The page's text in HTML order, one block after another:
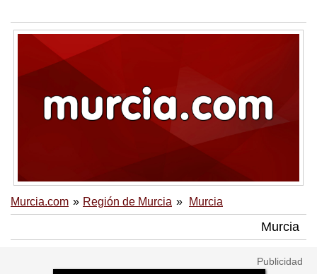
Murcia.com Región de Murcia Murcia
Murcia